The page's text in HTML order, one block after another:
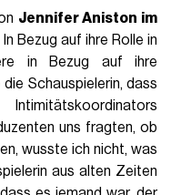
Jennifer Aniston im
Bezug auf ihre Rolle in
in Bezug auf ihre
Schauspielerin, dass
uns fragten, ob
wusste ich nicht, was
aus alten Zeiten